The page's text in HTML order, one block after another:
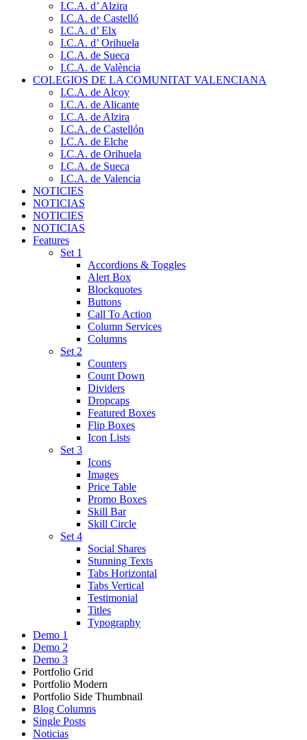
I.C.A. d’ Alzira
I.C.A. de Castelló
I.C.A. d’ Elx
I.C.A. d’ Orihuela
I.C.A. de Sueca
I.C.A. de València
COLEGIOS DE LA COMUNITAT VALENCIANA
I.C.A. de Alcoy
I.C.A. de Alicante
I.C.A. de Alzira
I.C.A. de Castellón
I.C.A. de Elche
I.C.A. de Orihuela
I.C.A. de Sueca
I.C.A. de Valencia
NOTICIES
NOTICIAS
NOTICIES
NOTICIAS
Features
Set 1
Accordions & Toggles
Alert Box
Blockquotes
Buttons
Call To Action
Column Services
Columns
Set 2
Counters
Count Down
Dividers
Dropcaps
Featured Boxes
Flip Boxes
Icon Lists
Set 3
Icons
Images
Price Table
Promo Boxes
Skill Bar
Skill Circle
Set 4
Social Shares
Stunning Texts
Tabs Horizontal
Tabs Vertical
Testimonial
Titles
Typography
Demo 1
Demo 2
Demo 3
Portfolio Grid
Portfolio Modern
Portfolio Side Thumbnail
Blog Columns
Single Posts
Noticias